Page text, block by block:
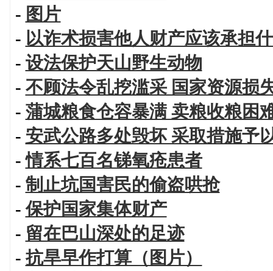
- 图片
- 以诈术损害他人财产应该承担
- 设法保护天山野生动物
- 不顾法令乱挖滥采 国家资源损
- 蒲城粮食仓容暴满 卖粮收粮困
- 安武公路多处毁坏 采取措施予
-情系七百名锑氧疮患者
- 制止坑国害民的偷盗哄抢
-保护国家集体财产
- 留在巴山深处的足迹
-抗旱早作打算（图片）